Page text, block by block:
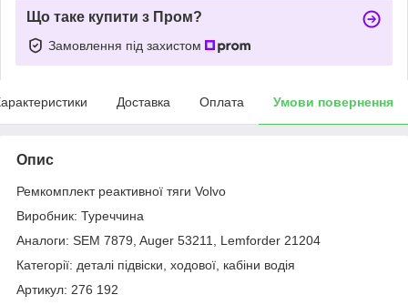
Що таке купити з Пром?
Замовлення під захистом
Доставка Оплата Умови повернення
Опис
Ремкомплект реактивної тяги Volvo
Виробник: Туреччина
Аналоги: SEM 7879, Auger 53211, Lemforder 21204
Категорії: деталі підвіски, ходової, кабіни водія
Артикул: 276 192